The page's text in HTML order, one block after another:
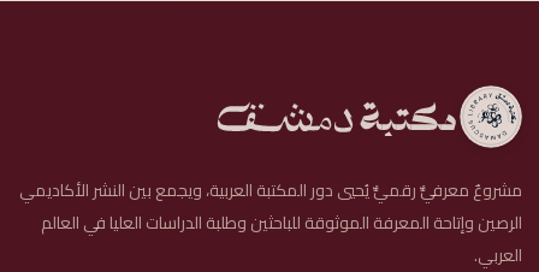
مشروعٌ معرفيٌّ رقميٌّ يُحيي دور المكتبة العربية، ويجمع بين النشر الأكاديمي
الرصين وإتاحة المعرفة الموثوقة للباحثين وطلبة الدراسات العليا في العالم
العربي.